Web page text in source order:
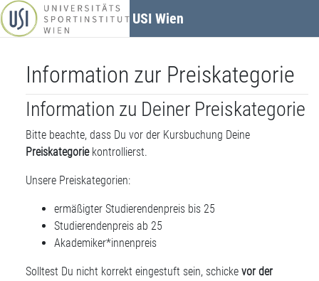
Zum Hauptinhalt
USI Wien
Information zur Preiskategorie
Information zu Deiner Preiskategorie
Bitte beachte, dass Du vor der Kursbuchung Deine
Preiskategoriekontrollierst.
Unsere Preiskategorien:
ermäßigter Studierendenpreis bis 25
Studierendenpreis ab 25
Akademiker*innenpreis
Solltest Du nicht korrekt eingestuft sein, schicke vor der